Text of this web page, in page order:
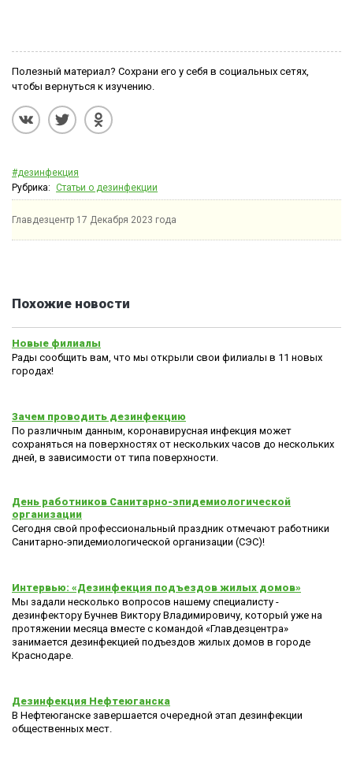
Полезный материал? Сохрани его у себя в социальных сетях,
чтобы вернуться к изучению.
#дезинфекция
Рубрика: Статьи о дезинфекции
Главдезцентр 17 Декабря 2023 года
Похожие новости
Новые филиалы
Рады сообщить вам, что мы открыли свои филиалы в 11 новых
городах!
Зачем проводить дезинфекцию
По различным данным, коронавирусная инфекция может
сохраняться на поверхностях от нескольких часов до нескольких
дней, в зависимости от типа поверхности.
День работников Санитарно-эпидемиологической
организации
Сегодня свой профессиональный праздник отмечают работники
Санитарно-эпидемиологической организации (СЭС)!
Интервью: «Дезинфекция подъездов жилых домов»
Мы задали несколько вопросов нашему специалисту -
дезинфектору Бучнев Виктору Владимировичу, который уже на
протяжении месяца вместе с командой «Главдезцентра»
занимается дезинфекцией подъездов жилых домов в городе
Краснодаре.
Дезинфекция Нефтеюганска
В Нефтеюганске завершается очередной этап дезинфекции
общественных мест.